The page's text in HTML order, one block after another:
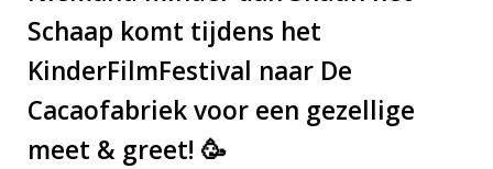
Schaap komt tijdens het
KinderFilmFestival naar De
Cacaofabriek voor een gezellige
meet & greet! 🥳